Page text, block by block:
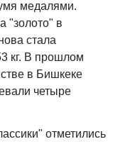
медалями.
"золото" в
стала
кг. В прошлом
в Бишкеке
четыре
отметились